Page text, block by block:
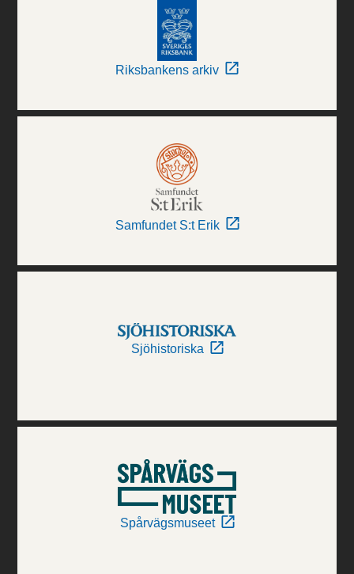
Riksbankens arkiv
Samfundet S:t Erik
Sjöhistoriska
Spårvägsmuseet